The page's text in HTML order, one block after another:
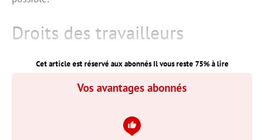
Droits des travailleurs
Cet article est réservé aux abonnés Il vous reste75% à lire
Vos avantages abonnés